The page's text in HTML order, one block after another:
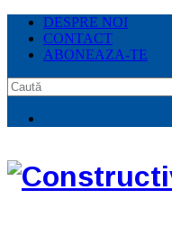
DESPRE NOI
CONTACT
ABONEAZA-TE